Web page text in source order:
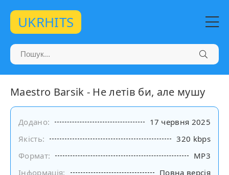
UKRHITS
Maestro Barsik - Не летів би, але мушу
Додано:
17 червня 2025
Якість:
320 kbps
Формат:
MP3
Інформація:
Повна версія